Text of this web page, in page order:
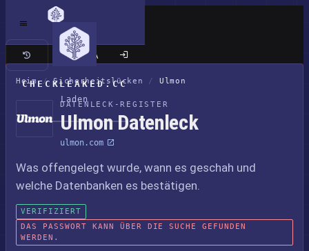
CHECKLEAKED.CC
Laden
Klassische Seite
Heim / Sicherheitslücken / Ulmon
DATENLECK-REGISTER
Ulmon Datenleck
ulmon.com
Was offengelegt wurde, wann es geschah und
welche Datenbanken es bestätigen.
VERIFIZIERT
DAS PASSWORT KANN ÜBER DIE SUCHE GEFUNDEN
WERDEN.